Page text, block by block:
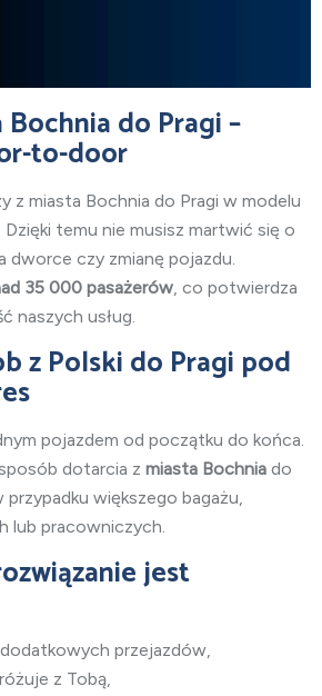
Bochnia do Pragi –
to-door
z miasta Bochnia do Pragi w modelu
. Dzięki temu nie musisz martwić się o
dworce czy zmianę pojazdu.
35 000 pasażerów , co potwierdza
naszych usług.
z Polski do Pragi pod
pojazdem od początku do końca.
dotarcia z miasta Bochnia do
większego bagażu,
lub pracowniczych.
jest
przejazdów,
z Tobą,